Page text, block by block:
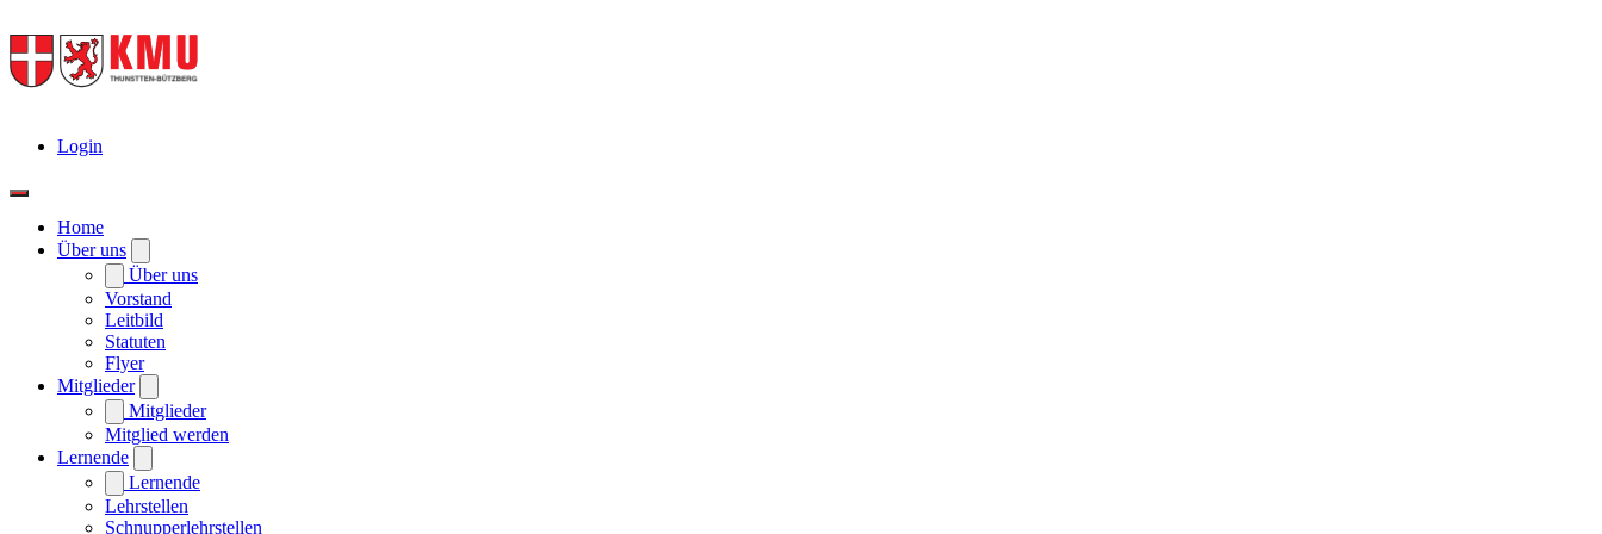
Login
Home
Über uns
Über uns
Vorstand
Leitbild
Statuten
Flyer
Mitglieder
Mitglieder
Mitglied werden
Lernende
Lernende
Lehrstellen
Schnupperlehrstellen